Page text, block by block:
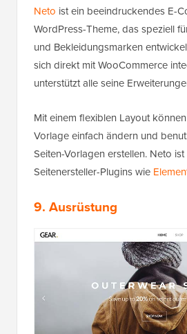
Neto ist ein beeindruckendes E-
WordPress-Theme, das speziell
und Bekleidungsmarken
sich direkt mit WooCommerce
unterstützt alle seine
Mit einem flexiblen Layout
Vorlage einfach ändern und
Seiten-Vorlagen erstellen. Neto
Seitenersteller-Plugins wie
9. Ausrüstung